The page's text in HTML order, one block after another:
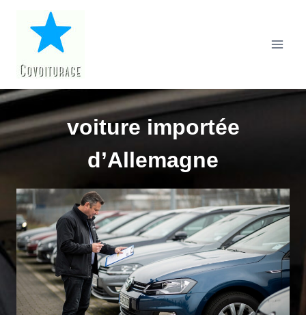
contenu
voiture importée
d’Allemagne